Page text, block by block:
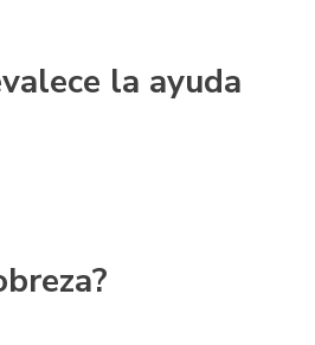
la ayuda